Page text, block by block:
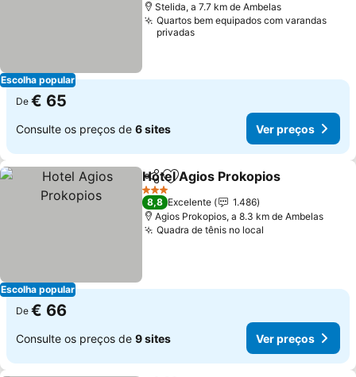
Escolha popular
Stelida, a 7.7 km de Ambelas
Quartos bem equipados com varandas
privadas
De € 65
Consulte os preços de 6 sites Ver preços
Escolha popular
PartilharAdicionar aos favoritos
Hotel Agios Prokopios
3 Estrelas
8,8 Excelente
1.486
Agios Prokopios, a 8.3 km de Ambelas
Quadra de tênis no local
De € 66
Consulte os preços de 9 sites Ver preços